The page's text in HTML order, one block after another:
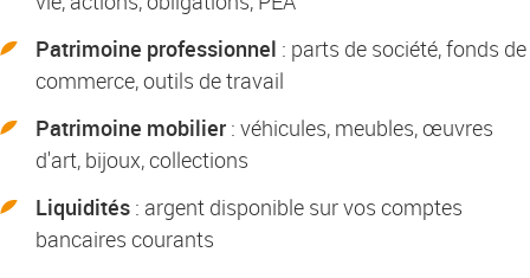
Patrimoine professionnel : parts de société, fonds de
commerce, outils de travail
Patrimoine mobilier : véhicules, meubles, œuvres
d'art, bijoux, collections
Liquidités : argent disponible sur vos comptes
bancaires courants